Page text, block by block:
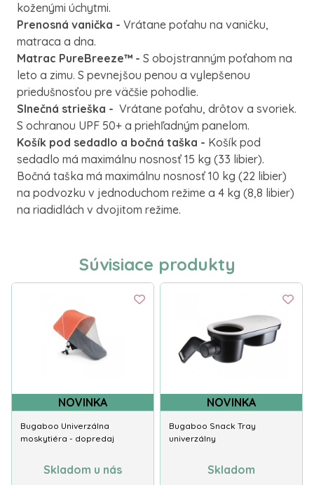
koženými úchytmi.
Prenosná vanička - Vrátane poťahu na vaničku,
matraca a dna.
Matrac PureBreeze™ - S obojstranným poťahom na
leto a zimu. S pevnejšou penou a vylepšenou
priedušnosťou pre väčšie pohodlie.
Slnečná strieška - Vrátane poťahu, drôtov a svoriek.
S ochranou UPF 50+ a priehľadným panelom.
Košík pod sedadlo a bočná taška - Košík pod
sedadlo má maximálnu nosnosť 15 kg (33 libier).
Bočná taška má maximálnu nosnosť 10 kg (22 libier)
na podvozku v jednoduchom režime a 4 kg (8,8 libier)
na riadidlách v dvojitom režime.
Súvisiace produkty
NOVINKA
Bugaboo Univerzálna
moskytiéra - dopredaj
Skladom u nás
NOVINKA
Bugaboo Snack Tray
univerzálny
Skladom